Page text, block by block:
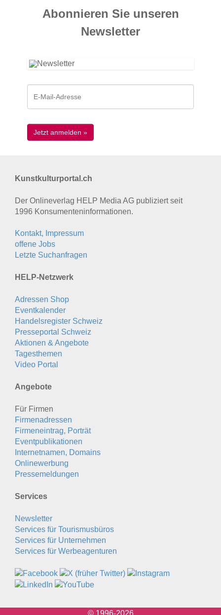
Abonnieren Sie unseren
News­letter
Kunstkulturportal.ch
Der Onlineverlag HELP Media AG publiziert seit
1996 Konsumenten­informationen.
Kontakt, Impressum
offene Jobs
Letzte Suchanfragen
HELP-Netzwerk
Adressen Shop
Eventkalender
Handelsregister Schweiz
Presseportal Schweiz
Aktionen & Angebote
Tagesthemen
Video Portal
Angebote
Für Firmen
Firmenadressen
Firmeneintrag, Porträt
Eventpublikationen
Internetnamen, Domains
Onlinewerbung
Pressemeldungen
Services
Newsletter
Services für Tourismusbüros
Services für Unternehmen
Services für Werbeagenturen
© 1996-2026